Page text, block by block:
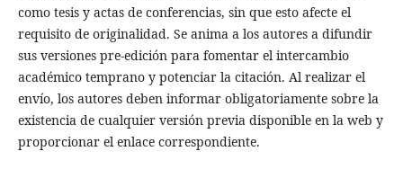
como tesis y actas de conferencias, sin que esto afecte el
requisito de originalidad. Se anima a los autores a difundir
sus versiones pre-edición para fomentar el intercambio
académico temprano y potenciar la citación. Al realizar el
envío, los autores deben informar obligatoriamente sobre la
existencia de cualquier versión previa disponible en la web y
proporcionar el enlace correspondiente.